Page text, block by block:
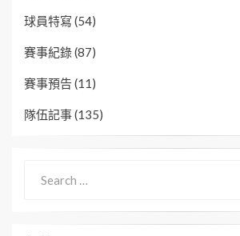
球員特寫 (54)
賽事紀錄(87)
賽事預告(11)
隊伍記事(135)
for: